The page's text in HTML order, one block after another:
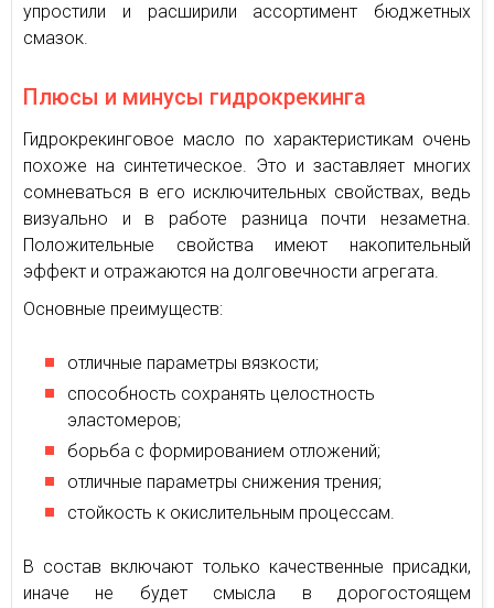
упростили и расширили ассортимент бюджетных
смазок.
Плюсы и минусы гидрокрекинга
Гидрокрекинговое масло по характеристикам очень
похоже на синтетическое. Это и заставляет многих
сомневаться в его исключительных свойствах, ведь
визуально и в работе разница почти незаметна.
Положительные свойства имеют накопительный
эффект и отражаются на долговечности агрегата.
Основные преимуществ:
отличные параметры вязкости;
способность сохранять целостность
эластомеров;
борьба с формированием отложений;
отличные параметры снижения трения;
стойкость к окислительным процессам.
В состав включают только качественные присадки,
иначе не будет смысла в дорогостоящем